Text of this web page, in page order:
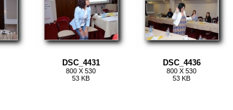
DSC_4431
800 X 530
53 KB
DSC_4436
800 X 530
53 KB